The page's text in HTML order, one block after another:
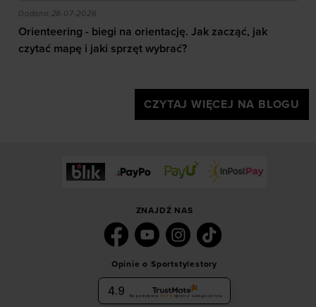
efekty daje trening?
Orienteering - biegi na orientację. Jak zacząć, jak
Dodano:28-07-2026
Orienteering - biegi na orientację. Jak zacząć, jak
czytać mapę i jaki sprzęt wybrać?
CZYTAJ WIĘCEJ NA BLOGU
ZNAJDŹ NAS
Opinie o Sportstylestory
4.9 Na podstawie 6036 opinii z całego okresu